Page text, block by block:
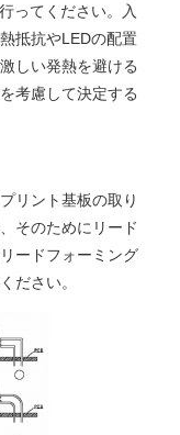
ってください。入
抵抗やLEDの配置
しい発熱を避ける
考慮して決定する
リント基板の取り
そのためにリード
ードフォーミング
ださい。